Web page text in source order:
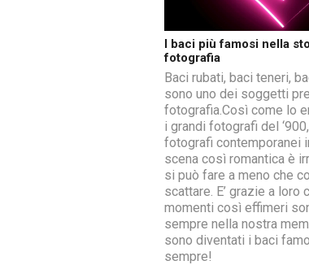
I baci più famosi nella
fotografia
Baci rubati, baci teneri,
sono uno dei soggetti
fotografia.Così come lo
i grandi fotografi del
fotografi contemporanei
scena così romantica è
si può fare a meno che
scattare. E’ grazie a loro
momenti così effimeri
sempre nella nostra
sono diventati i baci
sempre!